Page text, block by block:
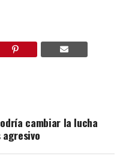
cambiar la lucha